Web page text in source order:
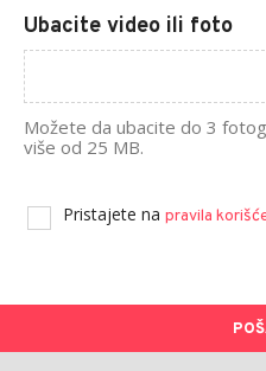
Ubacite video ili foto
Možete da ubacite do 3
više od 25 MB.
Pristajete na pravila